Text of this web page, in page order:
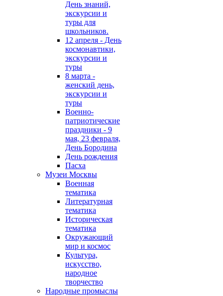
День знаний,
экскурсии и
туры для
школьников.
12 апреля - День
космонавтики,
экскурсии и
туры
8 марта -
женский день,
экскурсии и
туры
Военно-
патриотические
праздники - 9
мая, 23 февраля,
День Бородина
День рождения
Пасха
Музеи Москвы
Военная
тематика
Литературная
тематика
Историческая
тематика
Окружающий
мир и космос
Культура,
искусство,
народное
творчество
Народные промыслы